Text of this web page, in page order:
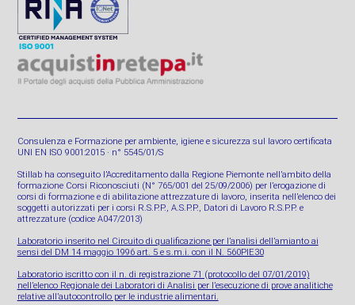
Consulenza e Formazione per ambiente, igiene e sicurezza sul lavoro certificata
UNI EN ISO 9001:2015 · n° 5545/01/S
Stillab ha conseguito l’Accreditamento dalla Regione Piemonte nell’ambito della
formazione Corsi Riconosciuti (N° 765/001 del 25/09/2006) per l’erogazione di
corsi di formazione e di abilitazione attrezzature di lavoro, inserita nell’elenco dei
soggetti autorizzati per i corsi R.S.P.P., A.S.P.P., Datori di Lavoro R.S.P.P. e
attrezzature (codice A047/2013)
Laboratorio inserito nel Circuito di qualificazione per l’analisi dell’amianto ai
sensi del DM 14 maggio 1996 art. 5 e s.m.i. con il N. 560PIE30
Laboratorio iscritto con il n. di registrazione 71 (protocollo del 07/01/2019)
nell’elenco Regionale dei Laboratori di Analisi per l’esecuzione di prove analitiche
relative all’autocontrollo per le industrie alimentari.